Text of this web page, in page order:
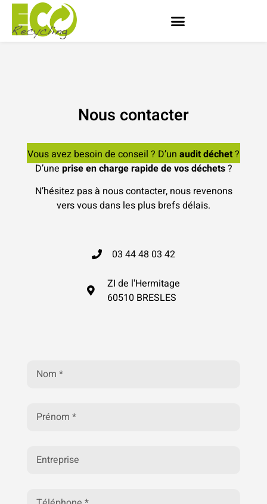
Nous contacter
Vous avez besoin de conseil ? D’un audit déchet?
D’une prise en charge rapide de vos déchets?
N’hésitez pas à nous contacter, nous revenons
vers vous dans les plus brefs délais.
03 44 48 03 42
ZI de l'Hermitage
60510 BRESLES